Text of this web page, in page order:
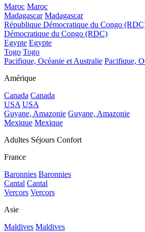
Maroc Maroc
Madagascar Madagascar
République Démocratique du Congo
Démocratique du Congo (RDC)
Egypte Egypte
Togo Togo
Pacifique, Océanie et Australie Pacifique,
Amérique
Canada Canada
USA USA
Guyane, Amazonie Guyane, Amazonie
Mexique Mexique
Adultes Séjours Confort
France
Baronnies Baronnies
Cantal Cantal
Vercors Vercors
Asie
Maldives Maldives